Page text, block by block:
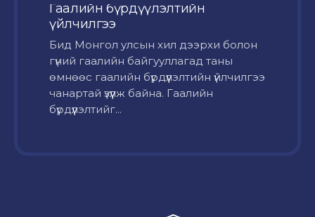
Гаалийн бүрдүүлэлтийн
үйлчилгээ
Бид Монгол улсын хил дээрхи болон
гүний гаалийн байгууллагад таны
өмнөөс гаалийн бүрдүүлэлтийн үйлчилгээ
чанартай үзүүлж байна. Гаалийн
бүрдүүлэлтийг...